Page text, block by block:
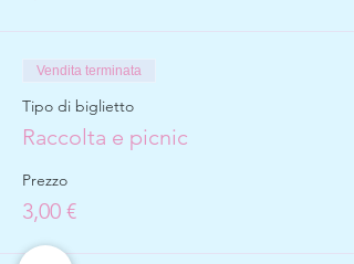
Vendita terminata
Tipo di biglietto
Raccolta e picnic
Prezzo
3,00 €